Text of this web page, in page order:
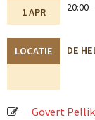
1 APR
20:00
LOCATIE DE
Govert